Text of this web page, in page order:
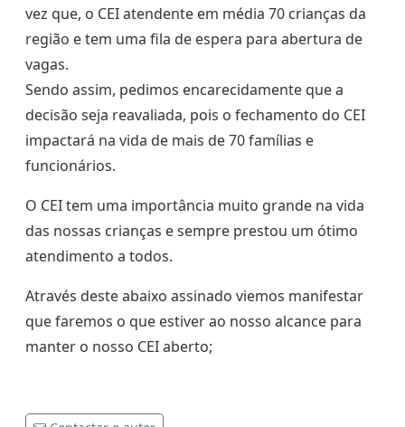
vez que, o CEI atendente em média 70 crianças da
região e tem uma fila de espera para abertura de
vagas.
Sendo assim, pedimos encarecidamente que a
decisão seja reavaliada, pois o fechamento do CEI
impactará na vida de mais de 70 famílias e
funcionários.
O CEI tem uma importância muito grande na vida
das nossas crianças e sempre prestou um ótimo
atendimento a todos.
Através deste abaixo assinado viemos manifestar
que faremos o que estiver ao nosso alcance para
manter o nosso CEI aberto;